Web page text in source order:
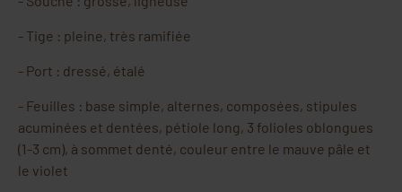
- Tige : pleine, très ramifiée
- Port : dressé, étalé
- Feuilles : base simple, alternes, composées, stipules
acuminées et dentées, pétiole long, 3 folioles oblongues
(1-3 cm), à sommet denté, couleur entre le mauve pâle et
le violet